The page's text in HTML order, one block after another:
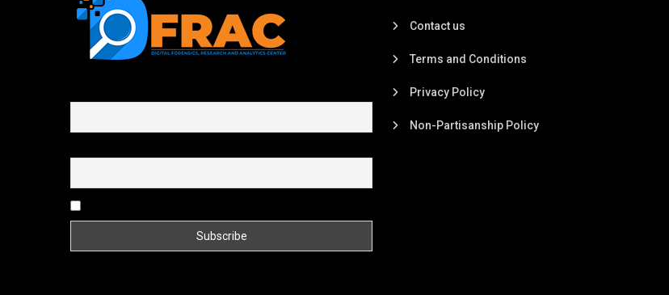
Contact us
Terms and Conditions
Privacy Policy
Non-Partisanship Policy